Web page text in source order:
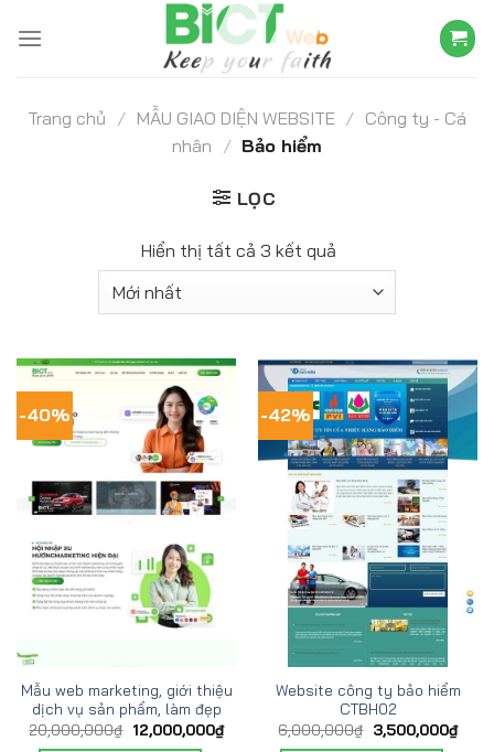
Trang chủ / MẪU GIAO DIỆN WEBSITE / Công ty - Cá
nhân / Bảo hiểm
LỌC
Hiển thị tất cả 3 kết quả
-40%
Mẫu web marketing, giới thiệu
dịch vụ sản phẩm, làm đẹp
20,000,000₫ 12,000,000₫
-42%
Website công ty bảo hiểm
CTBH02
6,000,000₫ 3,500,000₫